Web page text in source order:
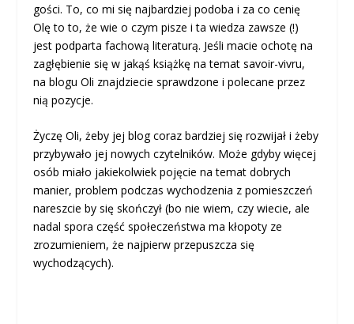
gości. To, co mi się najbardziej podoba i za co cenię
Olę to to, że wie o czym pisze i ta wiedza zawsze (!)
jest podparta fachową literaturą. Jeśli macie ochotę na
zagłębienie się w jakąś książkę na temat savoir-vivru,
na blogu Oli znajdziecie sprawdzone i polecane przez
nią pozycje.
Życzę Oli, żeby jej blog coraz bardziej się rozwijał i żeby
przybywało jej nowych czytelników. Może gdyby więcej
osób miało jakiekolwiek pojęcie na temat dobrych
manier, problem podczas wychodzenia z pomieszczeń
nareszcie by się skończył (bo nie wiem, czy wiecie, ale
nadal spora część społeczeństwa ma kłopoty ze
zrozumieniem, że najpierw przepuszcza się
wychodzących).